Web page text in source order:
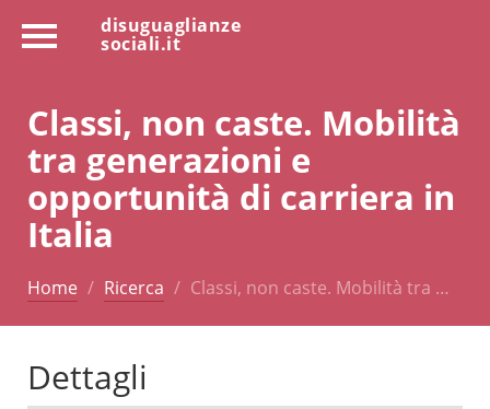
disuguaglianze
sociali.it
Classi, non caste. Mobilità
tra generazioni e
opportunità di carriera in
Italia
Home Ricerca Classi, non caste. Mobilità tra …
Dettagli